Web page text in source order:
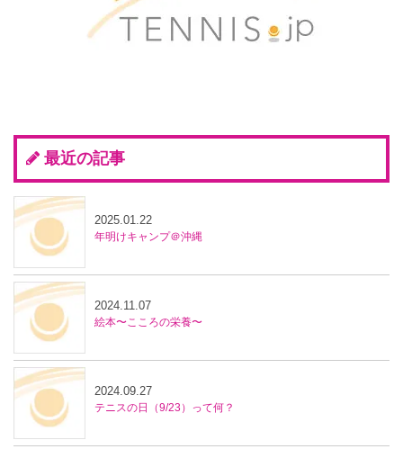
最近の記事
年明けキャンプ＠沖縄
2025.01.22
絵本〜こころの栄養〜
2024.11.07
テニスの日（9/23）って何？
2024.09.27